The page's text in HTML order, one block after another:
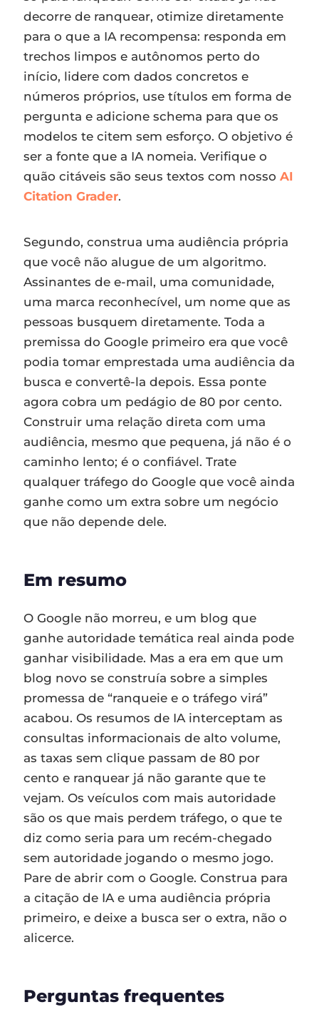
decorre de ranquear, otimize diretamente
para o que a IA recompensa: responda em
trechos limpos e autônomos perto do
início, lidere com dados concretos e
números próprios, use títulos em forma de
pergunta e adicione schema para que os
modelos te citem sem esforço. O objetivo é
ser a fonte que a IA nomeia. Verifique o
quão citáveis são seus textos com nossoAI
Citation Grader.
Segundo, construa uma audiência própria
que você não alugue de um algoritmo.
Assinantes de e-mail, uma comunidade,
uma marca reconhecível, um nome que as
pessoas busquem diretamente. Toda a
premissa do Google primeiro era que você
podia tomar emprestada uma audiência da
busca e convertê-la depois. Essa ponte
agora cobra um pedágio de 80 por cento.
Construir uma relação direta com uma
audiência, mesmo que pequena, já não é o
caminho lento; é o confiável. Trate
qualquer tráfego do Google que você ainda
ganhe como um extra sobre um negócio
que não depende dele.
Em resumo
O Google não morreu, e um blog que
ganhe autoridade temática real ainda pode
ganhar visibilidade. Mas a era em que um
blog novo se construía sobre a simples
promessa de “ranqueie e o tráfego virá”
acabou. Os resumos de IA interceptam as
consultas informacionais de alto volume,
as taxas sem clique passam de 80 por
cento e ranquear já não garante que te
vejam. Os veículos com mais autoridade
são os que mais perdem tráfego, o que te
diz como seria para um recém-chegado
sem autoridade jogando o mesmo jogo.
Pare de abrir com o Google. Construa para
a citação de IA e uma audiência própria
primeiro, e deixe a busca ser o extra, não o
alicerce.
Perguntas frequentes